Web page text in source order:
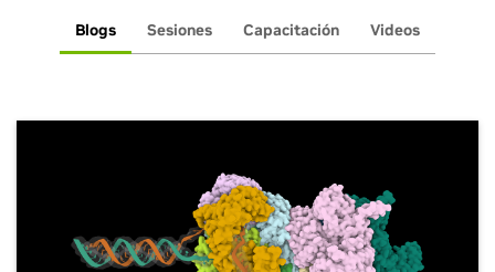
Blogs Sesiones Capacitación Videos